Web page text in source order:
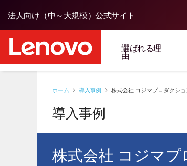
法人向け（中～大規模）公式サイト
選ばれる理
由
ホーム 導入事例 株式会社 コジマプロダクショ
導入事例
株式会社 コジマ